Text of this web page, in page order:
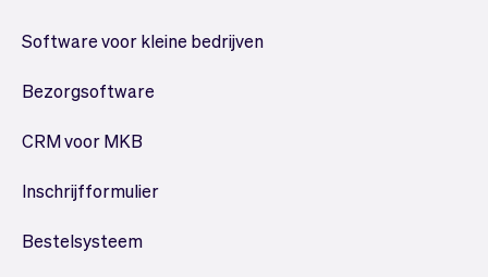
Software voor kleine bedrijven
Bezorgsoftware
CRM voor MKB
Inschrijfformulier
Bestelsysteem